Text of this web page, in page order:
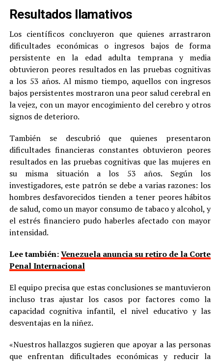
Resultados llamativos
Los científicos concluyeron que quienes arrastraron
dificultades económicas o ingresos bajos de forma
persistente en la edad adulta temprana y media
obtuvieron peores resultados en las pruebas cognitivas
a los 53 años. Al mismo tiempo, aquellos con ingresos
bajos persistentes mostraron una peor salud cerebral en
la vejez, con un mayor encogimiento del cerebro y otros
signos de deterioro.
También se descubrió que quienes presentaron
dificultades financieras constantes obtuvieron peores
resultados en las pruebas cognitivas que las mujeres en
su misma situación a los 53 años. Según los
investigadores, este patrón se debe a varias razones: los
hombres desfavorecidos tienden a tener peores hábitos
de salud, como un mayor consumo de tabaco y alcohol, y
el estrés financiero pudo haberles afectado con mayor
intensidad.
Lee también:Venezuela anuncia su retiro de la Corte
Penal Internacional
El equipo precisa que estas conclusiones se mantuvieron
incluso tras ajustar los casos por factores como la
capacidad cognitiva infantil, el nivel educativo y las
desventajas en la niñez.
«Nuestros hallazgos sugieren que apoyar a las personas
que enfrentan dificultades económicas y reducir la